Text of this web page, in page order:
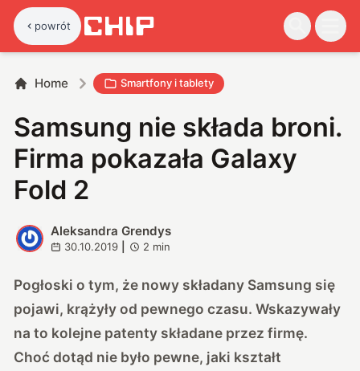
powrót
Home Smartfony i tablety
Samsung nie składa broni.
Firma pokazała Galaxy
Fold 2
A
Aleksandra Grendys
30.10.2019 2 min
Pogłoski o tym, że nowy składany Samsung się
pojawi, krążyły od pewnego czasu. Wskazywały
na to kolejne patenty składane przez firmę.
Choć dotąd nie było pewne, jaki kształt